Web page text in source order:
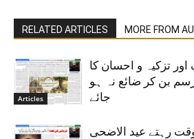
RELATED ARTICLES MORE FROM
Articles
تزکیہ و احسان کا
بن کر ضائع نہ ہو
جائے
رہتے عید الاضحی